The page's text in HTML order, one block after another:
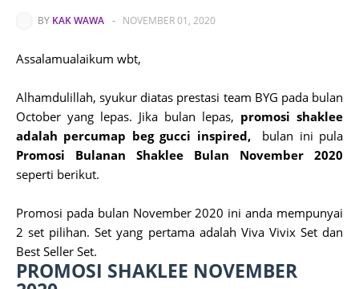
BY KAK WAWA - NOVEMBER 01, 2020
Assalamualaikum wbt,
Alhamdulillah, syukur diatas prestasi team BYG pada bulan
October yang lepas. Jika bulan lepas, promosi shaklee
adalah percumap beg gucci inspired,
bulan ini pula
Promosi Bulanan Shaklee Bulan November 2020
seperti berikut.
Promosi pada bulan November 2020 ini anda mempunyai
2 set pilihan. Set yang pertama adalah Viva Vivix Set dan
Best Seller Set.
PROMOSI SHAKLEE NOVEMBER